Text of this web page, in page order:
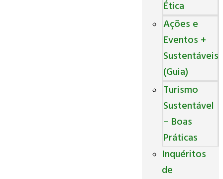
Ética
Ações e
Eventos +
Sustentáveis
(Guia)
Turismo
Sustentável
– Boas
Práticas
Inquéritos
de